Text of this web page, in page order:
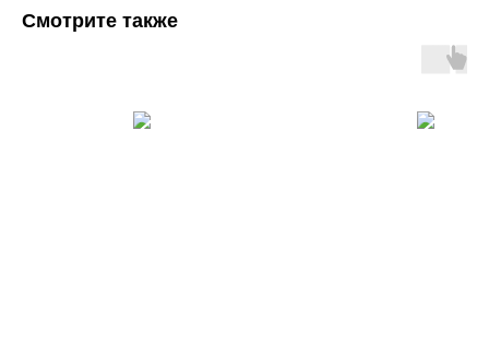
Смотрите также